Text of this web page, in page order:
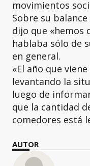
movimientos
Sobre su
dijo que «hemos
hablaba sólo de
en general.
«El año que
levantando la
luego de
que la cantidad
comedores está
AUTOR